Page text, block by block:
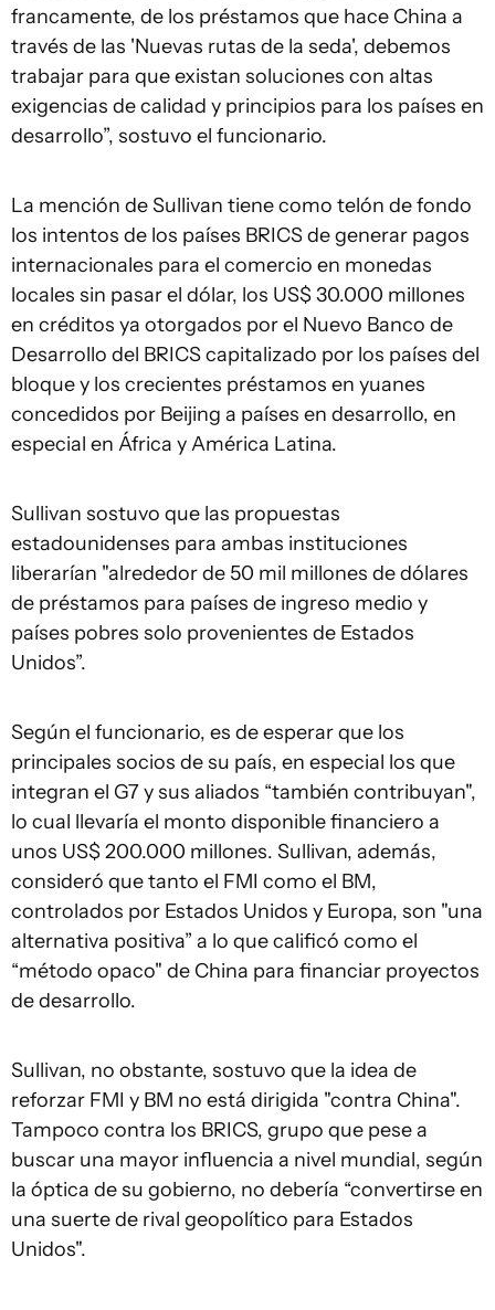
francamente, de los préstamos que hace China a
través de las 'Nuevas rutas de la seda', debemos
trabajar para que existan soluciones con altas
exigencias de calidad y principios para los países en
desarrollo”, sostuvo el funcionario.
La mención de Sullivan tiene como telón de fondo
los intentos de los países BRICS de generar pagos
internacionales para el comercio en monedas
locales sin pasar el dólar, los US$ 30.000 millones
en créditos ya otorgados por el Nuevo Banco de
Desarrollo del BRICS capitalizado por los países del
bloque y los crecientes préstamos en yuanes
concedidos por Beijing a países en desarrollo, en
especial en África y América Latina.
Sullivan sostuvo que las propuestas
estadounidenses para ambas instituciones
liberarían "alrededor de 50 mil millones de dólares
de préstamos para países de ingreso medio y
países pobres solo provenientes de Estados
Unidos”.
Según el funcionario, es de esperar que los
principales socios de su país, en especial los que
integran el G7 y sus aliados “también contribuyan",
lo cual llevaría el monto disponible financiero a
unos US$ 200.000 millones. Sullivan, además,
consideró que tanto el FMI como el BM,
controlados por Estados Unidos y Europa, son "una
alternativa positiva” a lo que calificó como el
“método opaco" de China para financiar proyectos
de desarrollo.
Sullivan, no obstante, sostuvo que la idea de
reforzar FMI y BM no está dirigida "contra China".
Tampoco contra los BRICS, grupo que pese a
buscar una mayor influencia a nivel mundial, según
la óptica de su gobierno, no debería “convertirse en
una suerte de rival geopolítico para Estados
Unidos".